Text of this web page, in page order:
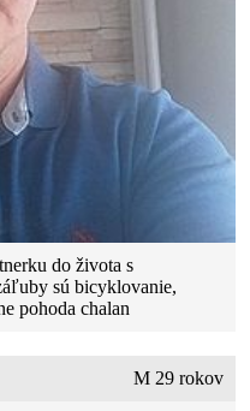
do života s
sú bicyklovanie,
pohoda chalan
M 29 rokov